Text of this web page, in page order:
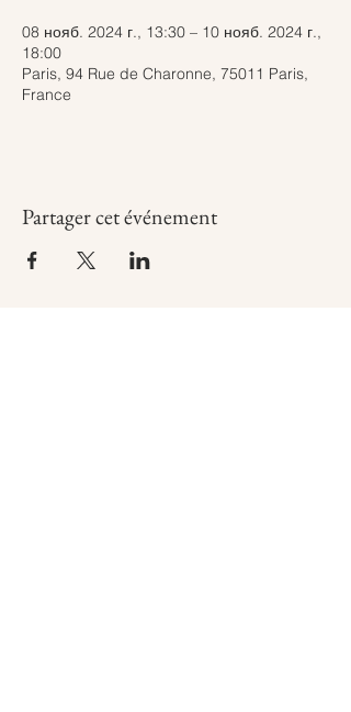
08 нояб. 2024 г., 13:30 – 10 нояб. 2024 г.,
18:00
Paris, 94 Rue de Charonne, 75011 Paris,
France
Partager cet événement